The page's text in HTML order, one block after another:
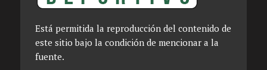
Está permitida la reproducción del contenido de
este sitio bajo la condición de mencionar a la
fuente.